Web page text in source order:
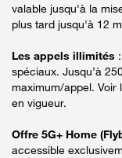
valable jusqu'à la
plus tard jusqu'à 12
Les appels illimités
spéciaux. Jusqu’à
maximum/appel. Voir
en vigueur.
Offre 5G+ Home
accessible